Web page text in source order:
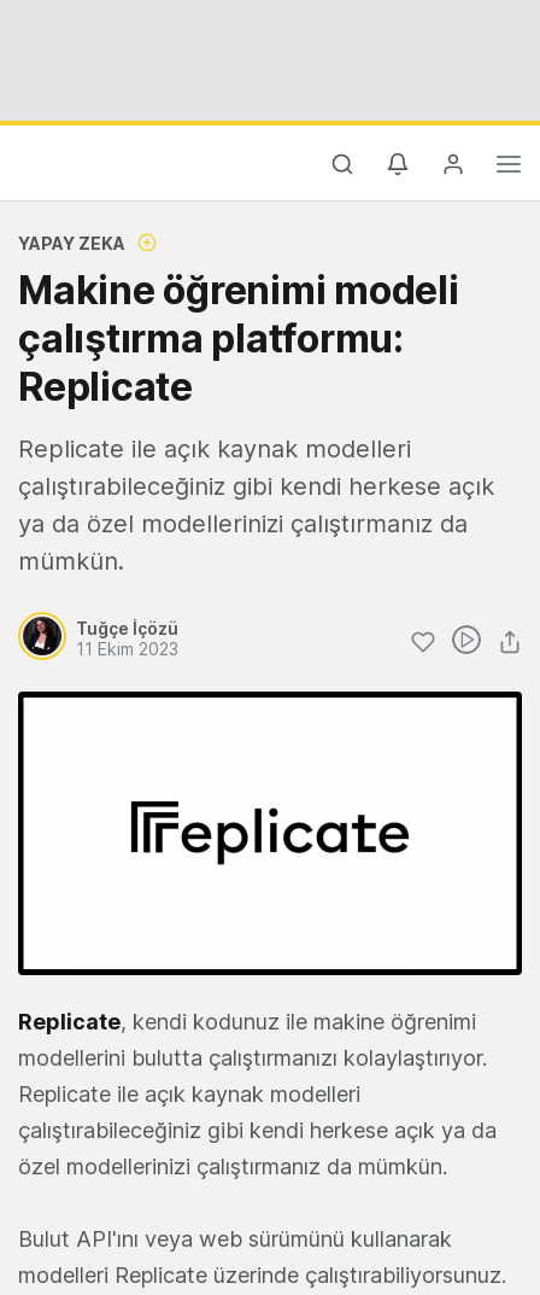
YAPAY ZEKA
Makine öğrenimi modeli
çalıştırma platformu:
Replicate
Replicate ile açık kaynak modelleri
çalıştırabileceğiniz gibi kendi herkese açık
ya da özel modellerinizi çalıştırmanız da
mümkün.
Tuğçe İçözü
11 Ekim 2023
Replicate, kendi kodunuz ile makine öğrenimi
modellerini bulutta çalıştırmanızı kolaylaştırıyor.
Replicate ile açık kaynak modelleri
çalıştırabileceğiniz gibi kendi herkese açık ya da
özel modellerinizi çalıştırmanız da mümkün.
Bulut API'ını veya web sürümünü kullanarak
modelleri Replicate üzerinde çalıştırabiliyorsunuz.